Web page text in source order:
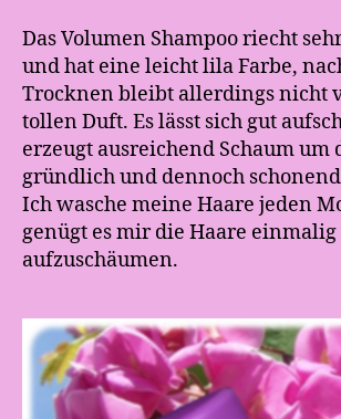
Das Volumen Shampoo riecht
und hat eine leicht lila Farbe,
Trocknen bleibt allerdings nicht
tollen Duft. Es lässt sich gut
erzeugt ausreichend Schaum um
gründlich und dennoch
Ich wasche meine Haare jeden
genügt es mir die Haare einmalig
aufzuschäumen.